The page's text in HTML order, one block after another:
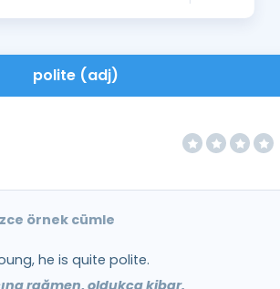
İngilizce Gramer
polite (adj)
örnek cümle
he is quite polite.
rağmen, oldukça kibar.